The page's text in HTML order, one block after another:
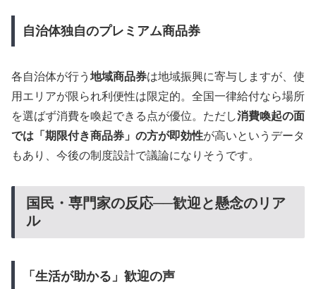
自治体独自のプレミアム商品券
各自治体が行う 地域商品券は地域振興に寄与しますが、使
用エリアが限られ利便性は限定的。全国一律給付なら場所
を選ばず消費を喚起できる点が優位。ただし消費喚起の面
では「期限付き商品券」の方が即効性が高いというデータ
もあり、今後の制度設計で議論になりそうです。
国民・専門家の反応──歓迎と懸念のリア
ル
「生活が助かる」歓迎の声